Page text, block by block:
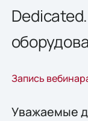
Запись
Уважаемые